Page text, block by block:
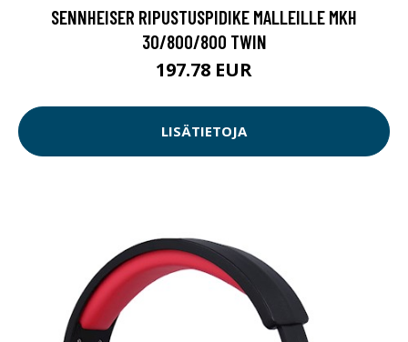
SENNHEISER RIPUSTUSPIDIKE MALLEILLE MKH
30/800/800 TWIN
197.78 EUR
LISÄTIETOJA